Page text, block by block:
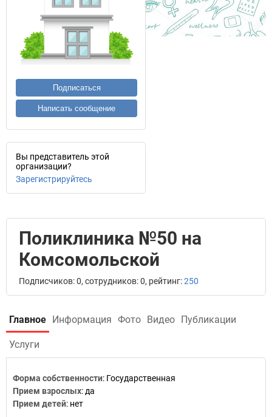
Подписаться
Написать сообщение
Вы представитель этой
организации?
Зарегистрируйтесь
Поликлиника №50 на
Комсомольской
Подписчиков: 0, сотрудников: 0, рейтинг:250
Главное Информация Фото Видео Публикации
Услуги
Форма собственности: Государственная
Прием взрослых: да
Прием детей: нет